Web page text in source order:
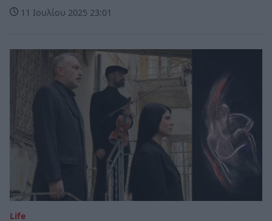
11 Ιουλίου 2025 23:01
Life